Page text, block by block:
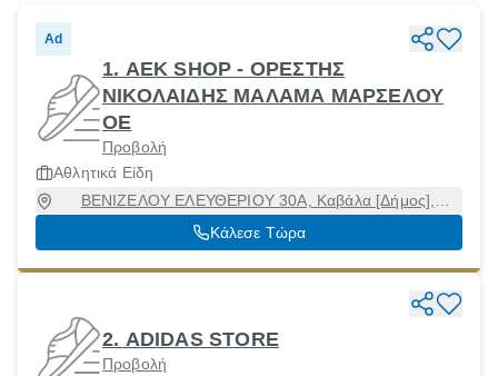
Ad
1. AEK SHOP - ΟΡΕΣΤΗΣ
ΝΙΚΟΛΑΙΔΗΣ ΜΑΛΑΜΑ ΜΑΡΣΕΛΟΥ
ΟΕ
Προβολή
Αθλητικά Είδη
ΒΕΝΙΖΕΛΟΥ ΕΛΕΥΘΕΡΙΟΥ 30Α, Καβάλα [Δήμος],
Καβάλα
Κάλεσε Τώρα
2. ADIDAS STORE
Προβολή